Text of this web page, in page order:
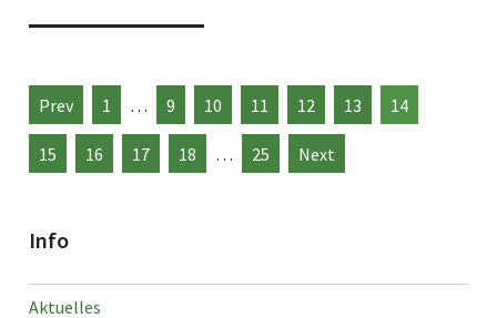
Prev 1 … 9 10 11 12 13 14
15 16 17 18 … 25 Next
Info
Aktuelles